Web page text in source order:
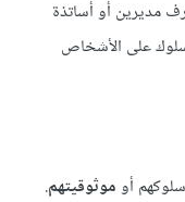
بصحة قرارتهم."20" هل تعرف مديرين أو أساتذة
على الأشخاص
سلوكهم أوموثوقيتهم.